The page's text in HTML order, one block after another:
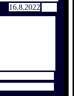
16.8.2022